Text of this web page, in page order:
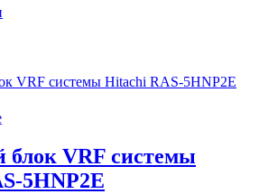
VRF системы
5HNP2E